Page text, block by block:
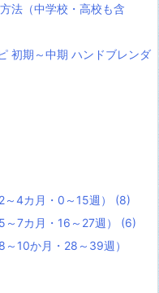
法（中学校・高校も含
初期～中期 ハンドブレンダ
～4カ月・0～15週） (8)
～7カ月・16～27週） (6)
～10か月・28～39週）